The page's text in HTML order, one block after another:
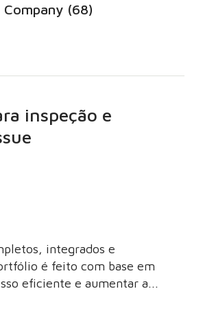
Company (68)
inspeção e
integrados e
é feito com base em
eficiente e aumentar a
inteligentes de